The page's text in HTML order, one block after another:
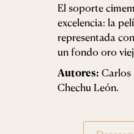
El soporte
excelencia: la
representada
un fondo oro
Autores: Carlos
Chechu León.